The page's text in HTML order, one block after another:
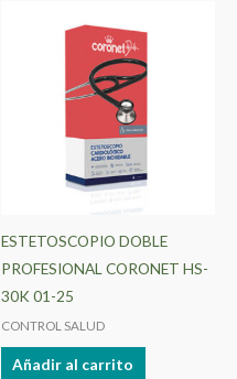
ESTETOSCOPIO DOBLE
PROFESIONAL CORONET HS-
30K 01-25
CONTROL SALUD
Añadir al carrito